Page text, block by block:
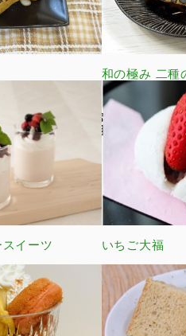
和の極み 二種
イーツ いちご大福